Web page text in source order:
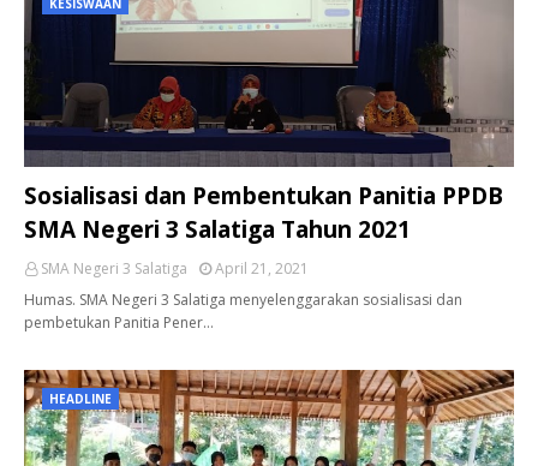
KESISWAAN
Sosialisasi dan Pembentukan Panitia PPDB
SMA Negeri 3 Salatiga Tahun 2021
SMA Negeri 3 Salatiga
April 21, 2021
Humas. SMA Negeri 3 Salatiga menyelenggarakan sosialisasi dan
pembetukan Panitia Pener…
HEADLINE